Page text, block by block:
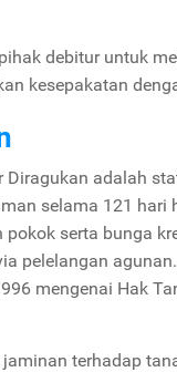
debitur untuk
kesepakatan
Diragukan adalah
selama 121
serta bunga
pelelangan
mengenai Hak
terhadap